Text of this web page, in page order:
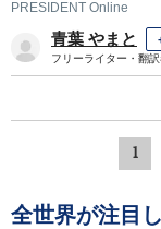
PRESIDENT Online
青葉 やまと
フリーライター・翻
1
全世界が注目